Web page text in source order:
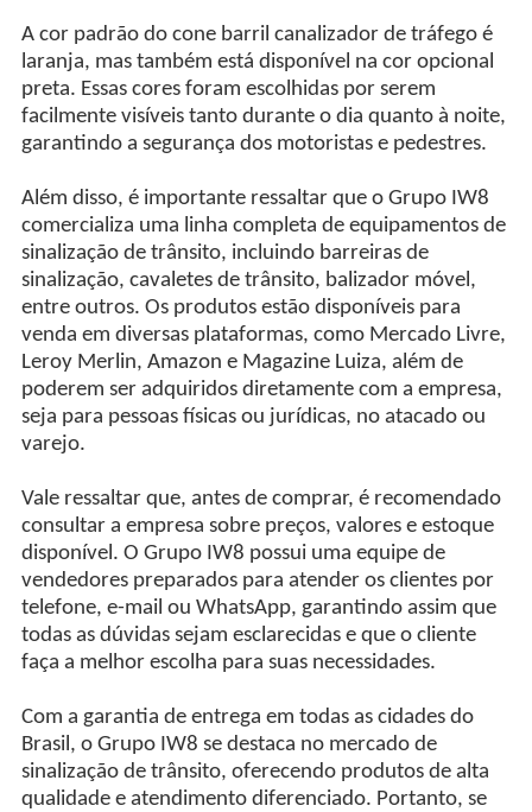
A cor padrão do cone barril canalizador de tráfego é
laranja, mas também está disponível na cor opcional
preta. Essas cores foram escolhidas por serem
facilmente visíveis tanto durante o dia quanto à noite,
garantindo a segurança dos motoristas e pedestres.
Além disso, é importante ressaltar que o Grupo IW8
comercializa uma linha completa de equipamentos de
sinalização de trânsito, incluindo barreiras de
sinalização, cavaletes de trânsito, balizador móvel,
entre outros. Os produtos estão disponíveis para
venda em diversas plataformas, como Mercado Livre,
Leroy Merlin, Amazon e Magazine Luiza, além de
poderem ser adquiridos diretamente com a empresa,
seja para pessoas físicas ou jurídicas, no atacado ou
varejo.
Vale ressaltar que, antes de comprar, é recomendado
consultar a empresa sobre preços, valores e estoque
disponível. O Grupo IW8 possui uma equipe de
vendedores preparados para atender os clientes por
telefone, e-mail ou WhatsApp, garantindo assim que
todas as dúvidas sejam esclarecidas e que o cliente
faça a melhor escolha para suas necessidades.
Com a garantia de entrega em todas as cidades do
Brasil, o Grupo IW8 se destaca no mercado de
sinalização de trânsito, oferecendo produtos de alta
qualidade e atendimento diferenciado. Portanto, se